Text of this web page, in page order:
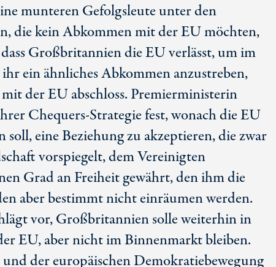
munteren Gefolgsleute unter den
die kein Abkommen mit der EU möchten,
Großbritannien die EU verlässt, um im
ein ähnliches Abkommen anzustreben,
der EU abschloss. Premierministerin
Chequers-Strategie fest, wonach die EU
soll, eine Beziehung zu akzeptieren, die zwar
vorspiegelt, dem Vereinigten
Grad an Freiheit gewährt, den ihm die
aber bestimmt nicht einräumen werden.
vor, Großbritannien solle weiterhin in
EU, aber nicht im Binnenmarkt bleiben.
der europäischen Demokratiebewegung